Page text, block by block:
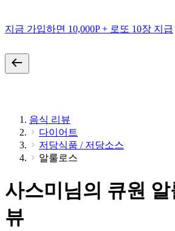
지금 가입하면 10,000P + 로또 10장 지급
음식 리뷰
다이어트
저당식품 / 저당소스
알룰로스
사스미님의 큐원 알
뷰